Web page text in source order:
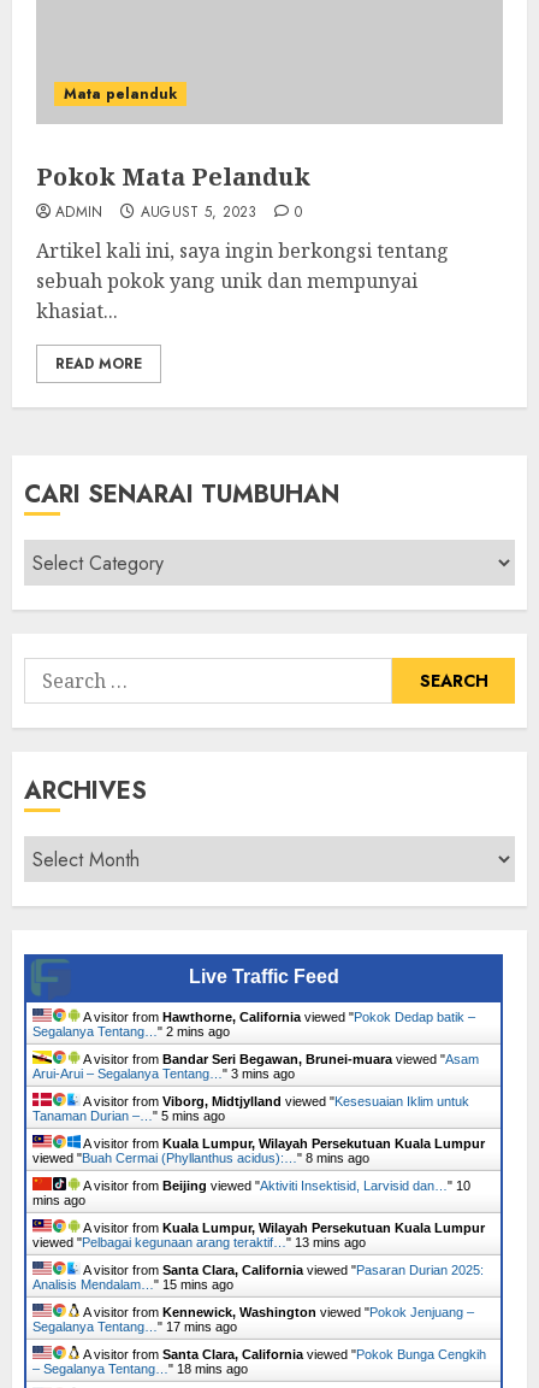
Mata pelanduk
Pokok Mata Pelanduk
ADMIN AUGUST 5, 2023 0
Artikel kali ini, saya ingin berkongsi tentang
sebuah pokok yang unik dan mempunyai
khasiat...
READ MORE
CARI SENARAI TUMBUHAN
Cari
Senarai
Tumbuhan
Search
for:
ARCHIVES
Archives
Live Traffic Feed
A visitor from Hawthorne, California viewed "Pokok Dedap batik –
Segalanya Tentang… " 2 mins ago
A visitor from Bandar Seri Begawan, Brunei-muara viewed "Asam
Arui-Arui – Segalanya Tentang… " 3 mins ago
A visitor from Viborg, Midtjylland viewed "Kesesuaian Iklim untuk
Tanaman Durian –… " 5 mins ago
A visitor from Kuala Lumpur, Wilayah Persekutuan Kuala Lumpur
viewed "Buah Cermai (Phyllanthus acidus):… " 8 mins ago
A visitor from Beijing viewed "Aktiviti Insektisid, Larvisid dan… " 10
mins ago
A visitor from Kuala Lumpur, Wilayah Persekutuan Kuala Lumpur
viewed "Pelbagai kegunaan arang teraktif… " 13 mins ago
A visitor from Santa Clara, California viewed "Pasaran Durian 2025:
Analisis Mendalam… " 15 mins ago
A visitor from Kennewick, Washington viewed "Pokok Jenjuang –
Segalanya Tentang… " 17 mins ago
A visitor from Santa Clara, California viewed "Pokok Bunga Cengkih
– Segalanya Tentang… " 18 mins ago